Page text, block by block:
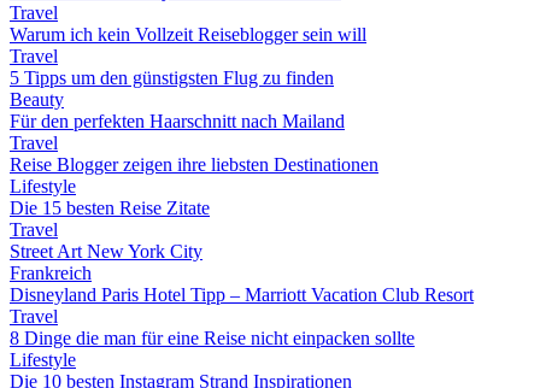
Travel
Warum ich kein Vollzeit Reiseblogger sein will
Travel
5 Tipps um den günstigsten Flug zu finden
Beauty
Für den perfekten Haarschnitt nach Mailand
Travel
Reise Blogger zeigen ihre liebsten Destinationen
Lifestyle
Die 15 besten Reise Zitate
Travel
Street Art New York City
Frankreich
Disneyland Paris Hotel Tipp – Marriott Vacation Club Resort
Travel
8 Dinge die man für eine Reise nicht einpacken sollte
Lifestyle
Die 10 besten Instagram Strand Inspirationen